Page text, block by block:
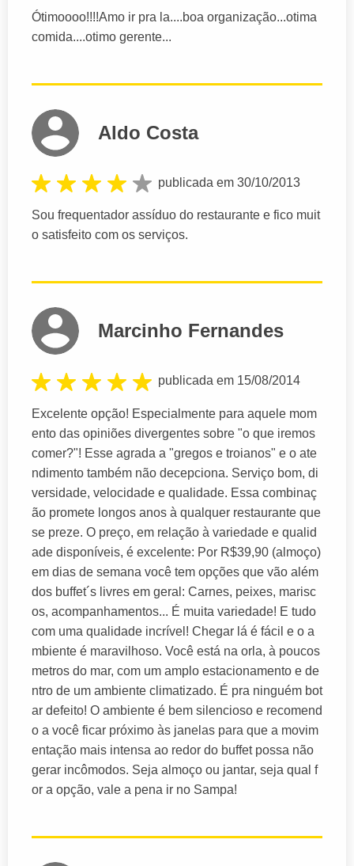
Ótimoooo!!!!Amo ir pra la....boa organização...otima
comida....otimo gerente...
Aldo Costa
publicada em 30/10/2013
Sou frequentador assíduo do restaurante e fico muit
o satisfeito com os serviços.
Marcinho Fernandes
publicada em 15/08/2014
Excelente opção! Especialmente para aquele mom
ento das opiniões divergentes sobre "o que iremos
comer?"! Esse agrada a "gregos e troianos" e o ate
ndimento também não decepciona. Serviço bom, di
versidade, velocidade e qualidade. Essa combinaç
ão promete longos anos à qualquer restaurante que
se preze. O preço, em relação à variedade e qualid
ade disponíveis, é excelente: Por R$39,90 (almoço)
em dias de semana você tem opções que vão além
dos buffet´s livres em geral: Carnes, peixes, marisc
os, acompanhamentos... É muita variedade! E tudo
com uma qualidade incrível! Chegar lá é fácil e o a
mbiente é maravilhoso. Você está na orla, à poucos
metros do mar, com um amplo estacionamento e de
ntro de um ambiente climatizado. É pra ninguém bot
ar defeito! O ambiente é bem silencioso e recomend
o a você ficar próximo às janelas para que a movim
entação mais intensa ao redor do buffet possa não
gerar incômodos. Seja almoço ou jantar, seja qual f
or a opção, vale a pena ir no Sampa!